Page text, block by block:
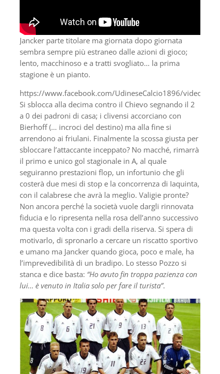
Jancker parte titolare ma giornata dopo giornata
sembra sempre più estraneo dalle azioni di gioco;
lento, macchinoso e a tratti svogliato… la prima
stagione è un pianto.
https://www.facebook.com/UdineseCalcio1896/videos/
Si sblocca alla decima contro il Chievo segnando il 2
a 0 dei padroni di casa; i clivensi accorciano con
Bierhoff (… incroci del destino) ma alla fine si
arrendono ai friulani. Finalmente la scossa giusta per
sbloccare l’attaccante inceppato? No macché, rimarrà
il primo e unico gol stagionale in A, al quale
seguiranno prestazioni flop, un infortunio che gli
costerà due mesi di stop e la concorrenza di Iaquinta,
con il calabrese che avrà la meglio. Valigie pronte?
Non ancora perché la società vuole dargli rinnovata
fiducia e lo ripresenta nella rosa dell’anno successivo
ma questa volta con i gradi della riserva. Si spera di
motivarlo, di spronarlo a cercare un riscatto sportivo
e umano ma Jancker quando gioca, poco e male, ha
l’imprevedibilità di un bradipo. Lo stesso Pozzo si
stanca e dice basta: “Ho avuto fin troppa pazienza con
lui… è venuto in Italia solo per fare il turista”.